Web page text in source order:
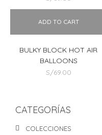
ADD TO CART
BULKY BLOCK HOT AIR
BALLOONS
S/69.00
CATEGORÍAS
COLECCIONES